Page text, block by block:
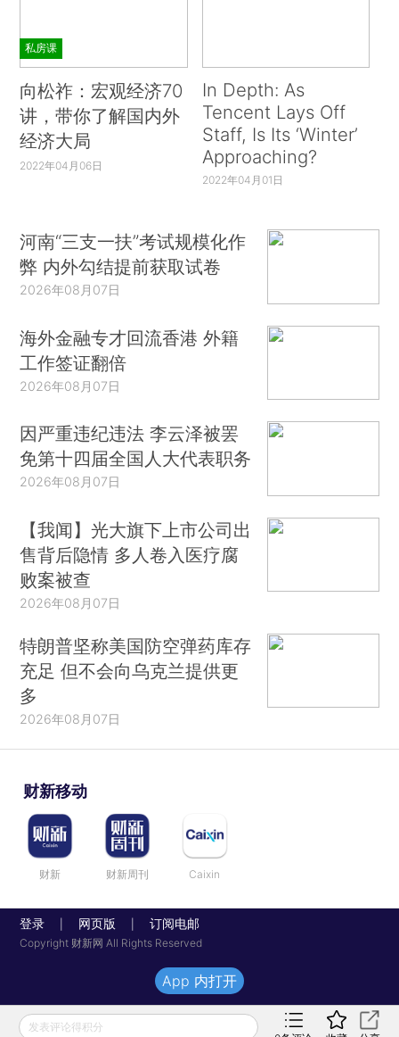
私房课
向松祚：宏观经济70
讲，带你了解国内外
经济大局
2022年04月06日
In Depth: As
Tencent Lays Off
Staff, Is Its ‘Winter’
Approaching?
2022年04月01日
河南“三支一扶”考试规模化作
弊 内外勾结提前获取试卷
2026年08月07日
海外金融专才回流香港 外籍
工作签证翻倍
2026年08月07日
因严重违纪违法 李云泽被罢
免第十四届全国人大代表职务
2026年08月07日
【我闻】光大旗下上市公司出
售背后隐情 多人卷入医疗腐
败案被查
2026年08月07日
特朗普坚称美国防空弹药库存
充足 但不会向乌克兰提供更
多
2026年08月07日
财新移动
财新 财新周刊 Caixin
登录 网页版 订阅电邮
Copyright 财新网 All Rights Reserved
发表评论得积分
App 内打开